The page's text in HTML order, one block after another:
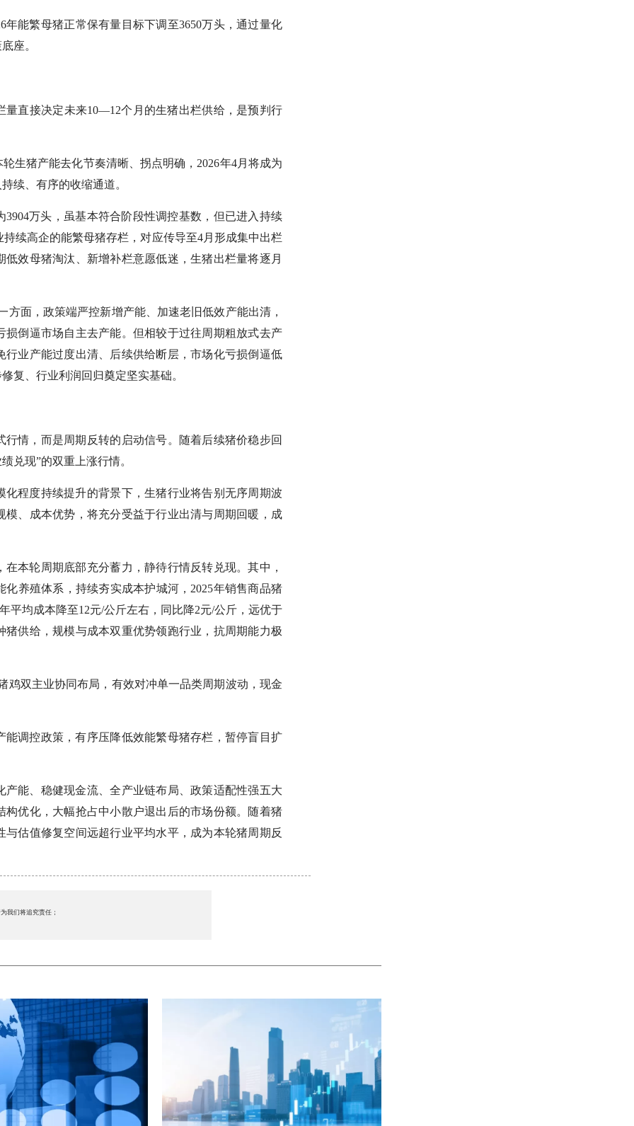
能繁母猪正常保有量目标下调至3650万头，通过量化
座。
直接决定未来10—12个月的生猪出栏供给，是预判行
生猪产能去化节奏清晰、拐点明确，2026年4月将成为
续、有序的收缩通道。
万头，虽基本符合阶段性调控基数，但已进入持续
续高企的能繁母猪存栏，对应传导至4月形成集中出栏
效母猪淘汰、新增补栏意愿低迷，生猪出栏量将逐月
面，政策端严控新增产能、加速老旧低效产能出清，
倒逼市场自主去产能。但相较于过往周期粗放式去产
业产能过度出清、后续供给断层，市场化亏损倒逼低
复、行业利润回归奠定坚实基础。
情，而是周期反转的启动信号。随着后续猪价稳步回
兑现”的双重上涨行情。
程度持续提升的背景下，生猪行业将告别无序周期波
、成本优势，将充分受益于行业出清与周期回暖，成
本轮周期底部充分蓄力，静待行情反转兑现。其中，
养殖体系，持续夯实成本护城河，2025年销售商品猪
平均成本降至12元/公斤左右，同比降2元/公斤，远优于
供给，规模与成本双重优势领跑行业，抗周期能力极
鸡双主业协同布局，有效对冲单一品类周期波动，现金
调控政策，有序压降低效能繁母猪存栏，暂停盲目扩
能、稳健现金流、全产业链布局、政策适配性强五大
优化，大幅抢占中小散户退出后的市场份额。随着猪
估值修复空间远超行业平均水平，成为本轮猪周期反
我们将追究责任；